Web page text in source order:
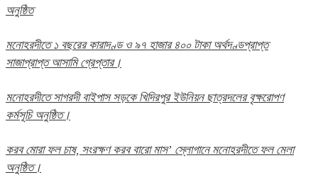
অনুষ্ঠিত
মনোহরদীতে ১ বছরের কারাদণ্ড ও ৯৭ হাজার ৪০০ টাকা অর্থদণ্ডপ্রাপ্ত
সাজাপ্রাপ্ত আসামি গ্রেপ্তার।
মনোহরদীতে সাগরদী বাইপাস সড়কে খিদিরপুর ইউনিয়ন ছাত্রদলের বৃক্ষরোপণ
কর্মসূচি অনুষ্ঠিত।
করব মোরা ফল চাষ, সংরক্ষণ করব বারো মাস’ স্লোগানে মনোহরদীতে ফল মেলা
অনুষ্ঠিত।